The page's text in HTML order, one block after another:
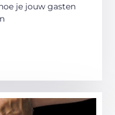
je jouw gasten